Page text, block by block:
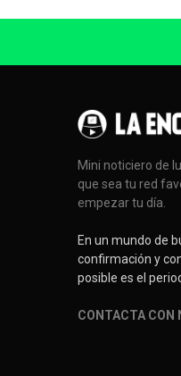
Mini noticiero de
que sea tu red
empezar tu día.
En un mundo de
confirmación y
posible es el
CONTACTA CON